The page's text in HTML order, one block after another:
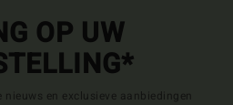
OP UW
en exclusieve aanbiedingen